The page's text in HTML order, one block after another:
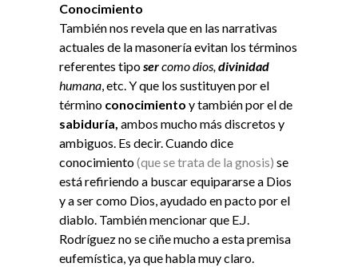
Conocimiento
También nos revela que en las narrativas
actuales de la masonería evitan los términos
referentes tiposercomo dios,divinidad
humana, etc. Y que los sustituyen por el
término conocimiento y también por el de
sabiduría, ambos mucho más discretos y
ambiguos. Es decir. Cuando dice
conocimiento(que se trata de la gnosis) se
está refiriendo a buscar equipararse a Dios
y a ser como Dios, ayudado en pacto por el
diablo. También mencionar que E.J.
Rodríguez no se ciñe mucho a esta premisa
eufemística, ya que habla muy claro.